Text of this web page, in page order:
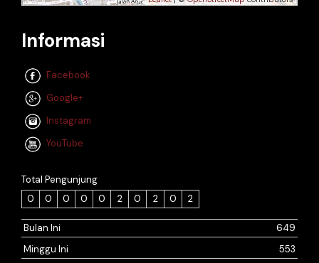
Informasi
Facebook
Google+
Instagram
YouTube
Total Pengunjung
0
0 0 0 0 2 0 2 0 2
Bulan Ini
649
Minggu Ini
553